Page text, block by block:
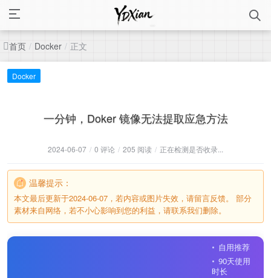
首页 / Docker / 正文
Docker
一分钟，Doker 镜像无法提取应急方法
2024-06-07 / 0 评论 / 205 阅读 / 正在检测是否收录...
温馨提示：
本文最后更新于2024-06-07，若内容或图片失效，请留言反馈。 部分
素材来自网络，若不小心影响到您的利益，请联系我们删除。
自用推荐
90天使用
时长